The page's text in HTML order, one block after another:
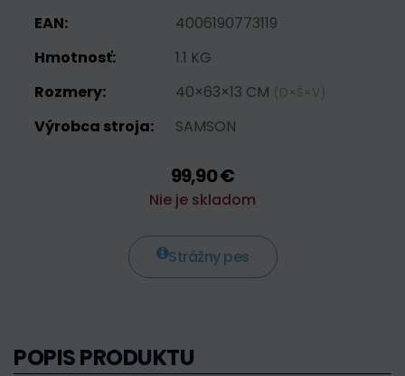
EAN:
4006190773119
Hmotnosť:
1.1 KG
Rozmery:
40×63×13 CM (D×Š×V)
Výrobca stroja: SAMSON
99,90 €
Nie je skladom
Strážny pes
POPIS PRODUKTU